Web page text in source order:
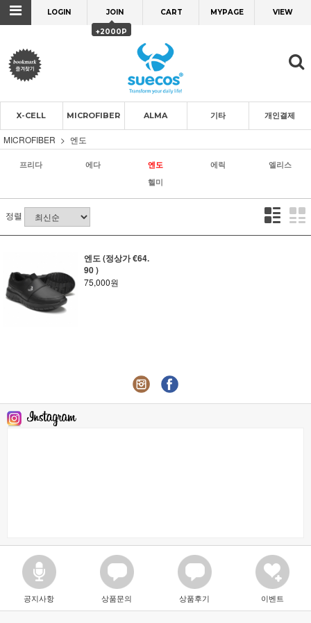
LOGIN JOIN
+2000P
CART MYPAGE VIEW
X-CELL MICROFIBER ALMA 기타 개인결제
MICROFIBER 엔도
프리다 에다 엔도 에릭
엘리스
헬미
정렬
엔도 (정상가 €64.
90 )
75,000원
공지사항 상품문의 상품후기 이벤트